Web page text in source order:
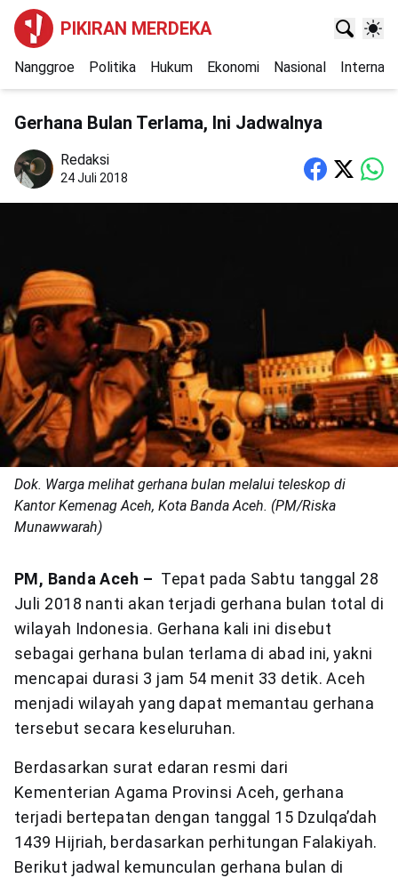
PIKIRAN MERDEKA
Nanggroe Politika Hukum Ekonomi Nasional
Gerhana Bulan Terlama, Ini Jadwalnya
Redaksi
24 Juli 2018
Dok. Warga melihat gerhana bulan melalui teleskop di
Kantor Kemenag Aceh, Kota Banda Aceh. (PM/Riska
Munawwarah)
PM, Banda Aceh – Tepat pada Sabtu tanggal 28
Juli 2018 nanti akan terjadi gerhana bulan total di
wilayah Indonesia. Gerhana kali ini disebut
sebagai gerhana bulan terlama di abad ini, yakni
mencapai durasi 3 jam 54 menit 33 detik. Aceh
menjadi wilayah yang dapat memantau gerhana
tersebut secara keseluruhan.
Berdasarkan surat edaran resmi dari
Kementerian Agama Provinsi Aceh, gerhana
terjadi bertepatan dengan tanggal 15 Dzulqa’dah
1439 Hijriah, berdasarkan perhitungan Falakiyah.
Berikut jadwal kemunculan gerhana bulan di